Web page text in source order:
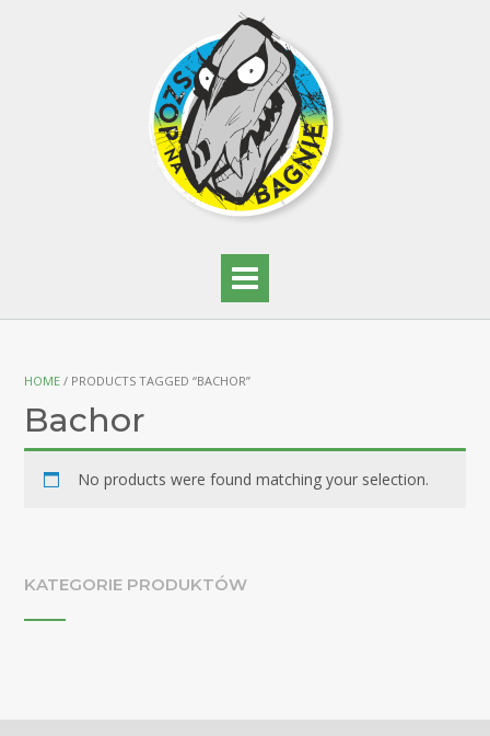
HOME / PRODUCTS TAGGED “BACHOR”
Bachor
No products were found matching your selection.
KATEGORIE PRODUKTÓW